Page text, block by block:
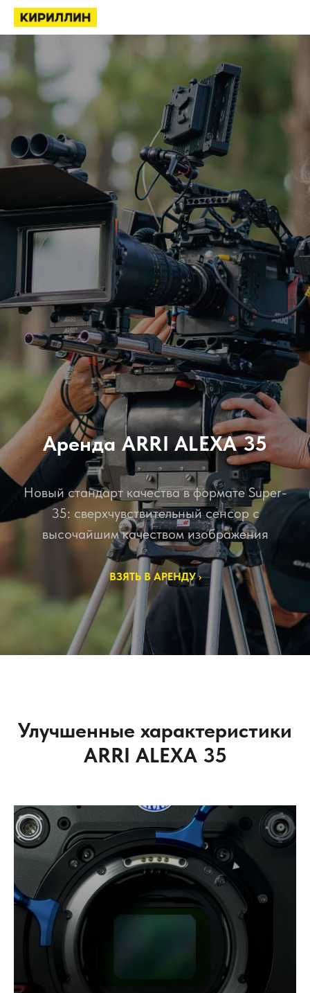
Аренда ARRI ALEXA 35
Новый стандарт качества в формате Super-
35: сверхчувствительный сенсор с
высочайшим качеством изображения
ВЗЯТЬ В АРЕНДУ ›
Улучшенные характеристики
ARRI ALEXA 35